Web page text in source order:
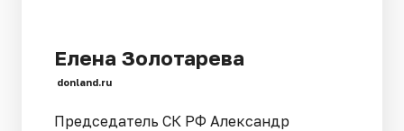
Елена Золотарева
donland.ru
Председатель СК РФ Александр